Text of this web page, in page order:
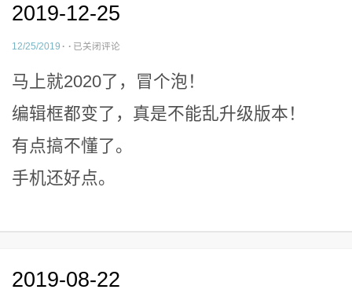
2019-12-25
12/25/2019 · · 2019-
25
已关闭评论
马上就2020了，冒个泡！
编辑框都变了，真是不能乱升级版本！
有点搞不懂了。
手机还好点。
2019-08-22